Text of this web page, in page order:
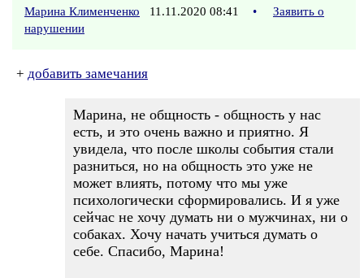
Марина Клименченко 11.11.2020 08:41 •
Заявить о
нарушении
+ добавить замечания
Марина, не общность - общность у нас
есть, и это очень важно и приятно. Я
увидела, что после школы события стали
разниться, но на общность это уже не
может влиять, потому что мы уже
психологически сформировались. И я уже
сейчас не хочу думать ни о мужчинах, ни о
собаках. Хочу начать учиться думать о
себе. Спасибо, Марина!